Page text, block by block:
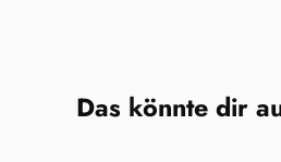
Das könnte dir